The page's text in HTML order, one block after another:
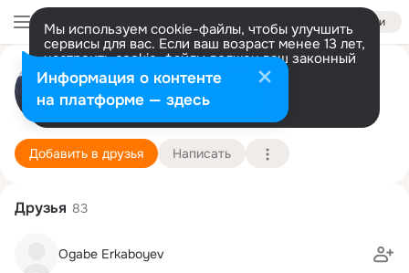
Войти
Мы используем cookie-файлы, чтобы улучшить
сервисы для вас. Если ваш возраст менее 13 лет,
настроить cookie-файлы должен ваш законный
представитель. Больше информации
Разрешить все Настроить
Gerelma Tsydenova
Тэджон 30 декабря Подробнее
Добавить в друзья Написать
Друзья 83
Ogabe Erkaboyev
Информация о контенте
на платформе — здесь